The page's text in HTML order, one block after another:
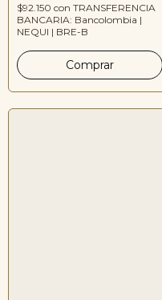
$92.150 con TRANSFERENCIA
BANCARIA: Bancolombia |
NEQUI | BRE-B